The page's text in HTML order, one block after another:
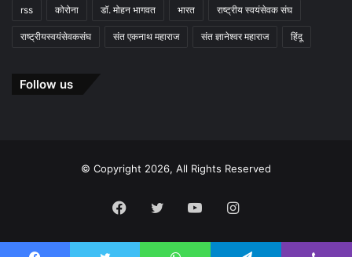
rss कोरोना डॉ. मोहन भागवत भारत राष्ट्रीय स्वयंसेवक संघ
राष्ट्रीयस्वयंसेवकसंघ संत एकनाथ महाराज संत ज्ञानेश्वर महाराज हिंदू
Follow us
© Copyright 2026, All Rights Reserved
Facebook
TwitterYouTubeInstagram